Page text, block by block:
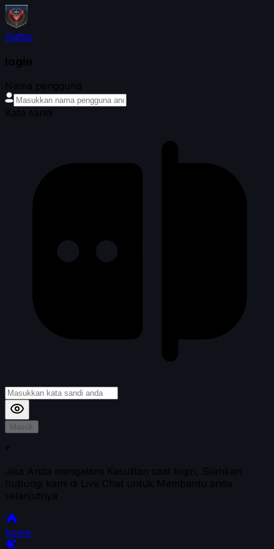
Daftar
login
Nama pengguna
Kata sandi
Masuk
*
Jika Anda mengalami Kesulitan saat login, Silahkan
hubungi kami di Live Chat untuk Membantu anda
selanjutnya
home